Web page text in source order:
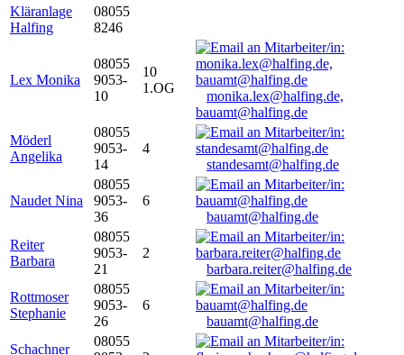
Kläranlage
Halfing
08055
8246
Lex Monika
08055
9053-
10
10
1.OG
monika.lex@halfing.de,
bauamt@halfing.de
Möderl
Angelika
08055
9053-
14
4
standesamt@halfing.de
Naudet Nina
08055
9053-
36
6
bauamt@halfing.de
Reiter
Barbara
08055
9053-
21
2
barbara.reiter@halfing.de
Rottmoser
Stephanie
08055
9053-
26
6
bauamt@halfing.de
Schachner
08055